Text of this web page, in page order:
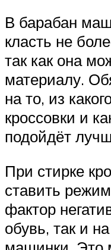
В барабан
класть не
так как она
материалу.
на то, из
кроссовки и
подойдёт
При стирке
ставить
фактор
обувь, так и